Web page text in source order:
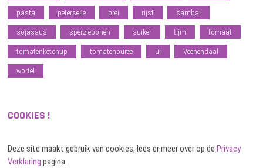
pasta peterselie prei rijst sambal
sojasaus sperziebonen suiker tijm tomaat
tomatenketchup tomatenpuree ui Veenendaal
wortel
COOKIES !
Deze site maakt gebruik van cookies, lees er meer over op dePrivacy
Verklaring pagina.